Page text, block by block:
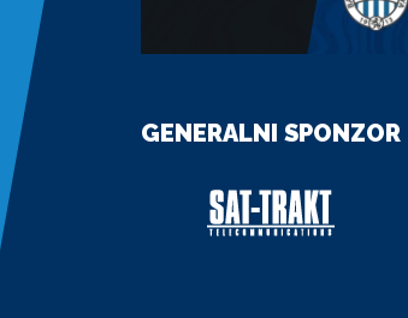
GENERALNI SPONZOR